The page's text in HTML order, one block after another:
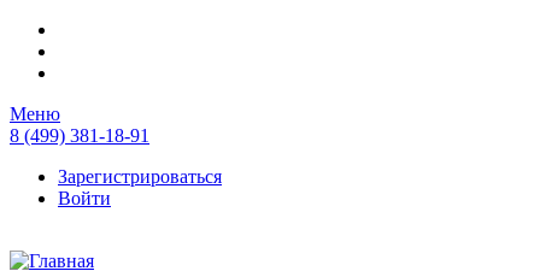
Перейти к основному содержанию
Меню
8 (499) 381-18-91
Зарегистрироваться
Войти